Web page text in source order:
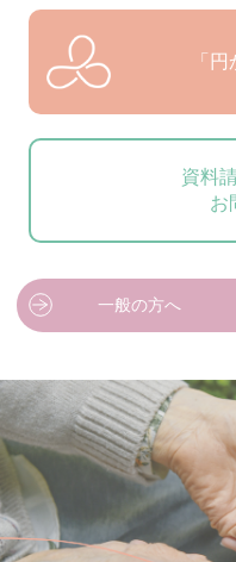
「
資料
お
一般の方へ